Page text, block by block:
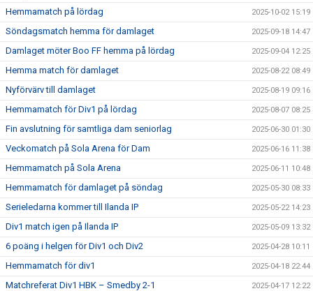
Hemmamatch på lördag 2025-10-02 15:19
Söndagsmatch hemma för damlaget 2025-09-18 14:47
Damlaget möter Boo FF hemma på lördag 2025-09-04 12:25
Hemma match för damlaget 2025-08-22 08:49
Nyförvärv till damlaget 2025-08-19 09:16
Hemmamatch för Div1 på lördag 2025-08-07 08:25
Fin avslutning för samtliga dam seniorlag 2025-06-30 01:30
Veckomatch på Sola Arena för Dam 2025-06-16 11:38
Hemmamatch på Sola Arena 2025-06-11 10:48
Hemmamatch för damlaget på söndag 2025-05-30 08:33
Serieledarna kommer till Ilanda IP 2025-05-22 14:23
Div1 match igen på Ilanda IP 2025-05-09 13:32
6 poäng i helgen för Div1 och Div2 2025-04-28 10:11
Hemmamatch för div1 2025-04-18 22:44
Matchreferat Div1 HBK – Smedby 2-1 2025-04-17 12:22